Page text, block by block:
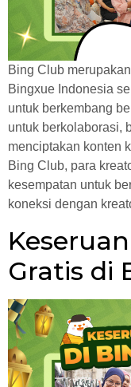
Bing Club
Bingxue Indonesia
untuk berkembang
untuk berkolaborasi,
menciptakan konten
Bing Club, para
kesempatan untuk
koneksi dengan
Gratis di